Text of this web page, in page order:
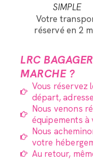
SIMPLE
Votre
réservé en 2
LRC
MARCHE ?
Vous réservez
départ,
Nous venons
équipements
Nous
votre
Au retour,